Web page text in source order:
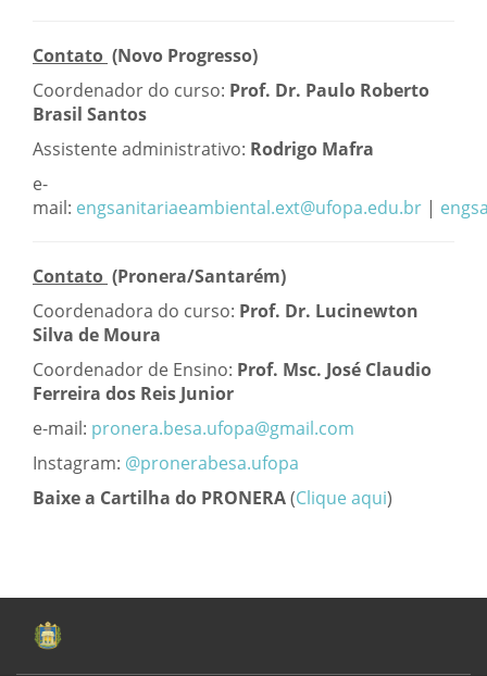
Contato (Novo Progresso)
Coordenador do curso: Prof. Dr. Paulo Roberto
Brasil Santos
Assistente administrativo: Rodrigo Mafra
e-
mail: engsanitariaeambiental.ext@ufopa.edu.br |
Contato (Pronera/Santarém)
Coordenadora do curso: Prof. Dr. Lucinewton
Silva de Moura
Coordenador de Ensino: Prof. Msc. José Claudio
Ferreira dos Reis Junior
e-mail: pronera.besa.ufopa@gmail.com
Instagram: @pronerabesa.ufopa
Baixe a Cartilha do PRONERA(Clique aqui)